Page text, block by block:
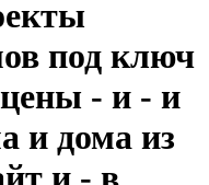
под ключ
- и - и
и дома из
и - в